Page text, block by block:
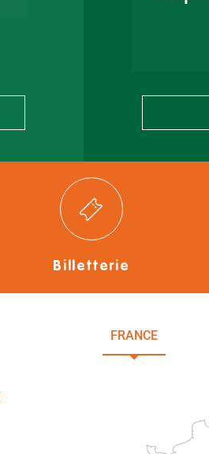
Billetterie
FRANCE